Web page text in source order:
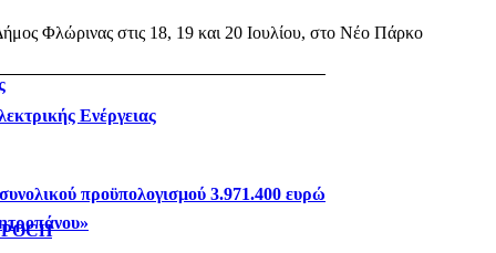
Φλώρινας στις 18, 19 και 20 Ιουλίου, στο Νέο Πάρκο
Ενέργειας
προϋπολογισμού 3.971.400 ευρώ